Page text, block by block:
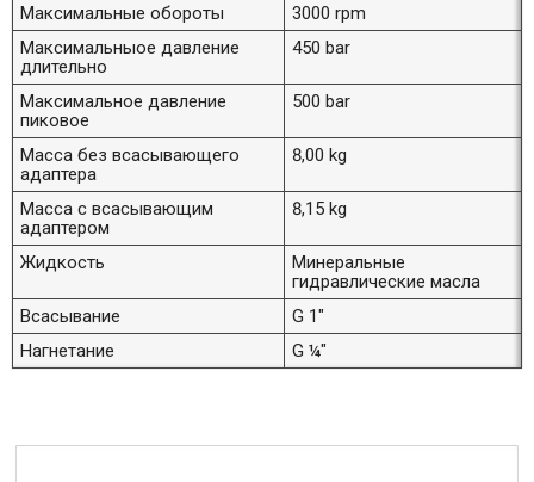
Максимальные обороты
3000 rpm
Максимальныое давление
длительно
450 bar
Максимальное давление
пиковое
500 bar
Масса без всасывающего
адаптера
8,00 kg
Масса с всасывающим
адаптером
8,15 kg
Жидкость
Минеральные
гидравлические масла
Всасывание
G 1"
Нагнетание
G ¼"